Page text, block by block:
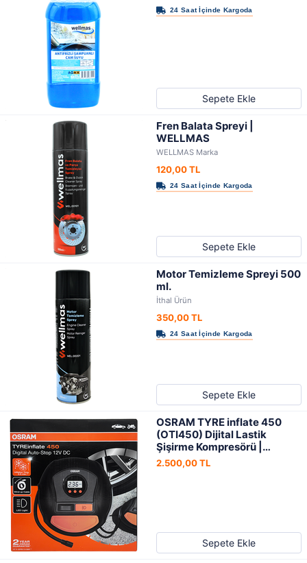
Sepete Ekle
Fren Balata Spreyi |
WELLMAS
WELLMAS Marka
120,00 TL
Sepete Ekle
Motor Temizleme Spreyi 500
ml.
İthal Ürün
350,00 TL
Sepete Ekle
OSRAM TYRE inflate 450
(OTI450) Dijital Lastik
Şişirme Kompresörü |
OSRAM
2.500,00 TL
Sepete Ekle